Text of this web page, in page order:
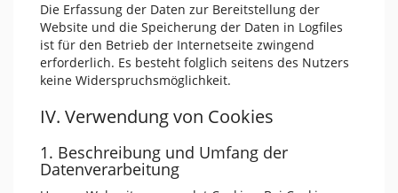
Die Erfassung der Daten zur Bereitstellung der
Website und die Speicherung der Daten in Logfiles
ist für den Betrieb der Internetseite zwingend
erforderlich. Es besteht folglich seitens des Nutzers
keine Widerspruchsmöglichkeit.
IV. Verwendung von Cookies
1. Beschreibung und Umfang der
Datenverarbeitung